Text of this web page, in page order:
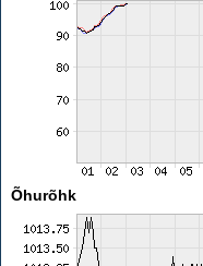
Õhurõhk